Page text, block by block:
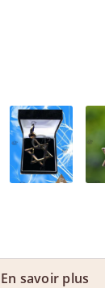
En savoir plus